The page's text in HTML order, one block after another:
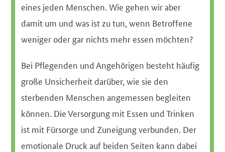
eines jeden Menschen. Wie gehen wir aber
damit um und was ist zu tun, wenn Betroffene
weniger oder gar nichts mehr essen möchten?
Bei Pflegenden und Angehörigen besteht häufig
große Unsicherheit darüber, wie sie den
sterbenden Menschen angemessen begleiten
können. Die Versorgung mit Essen und Trinken
ist mit Fürsorge und Zuneigung verbunden. Der
emotionale Druck auf beiden Seiten kann dabei